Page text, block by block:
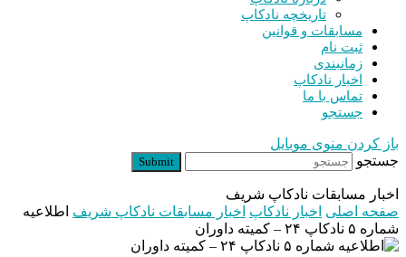
تاریخچه نادکاپ
مسابقات و قوانین
ثبت نام
زمانبندی
اخبار نادکاپ
تماس با ما
جستجو
باز کردن منوی موبایل
جستجو
Submit
اخبار مسابقات نادکاپ شریف
صفحه اصلی اخبار نادکاپ اخبار مسابقات نادکاپ شریف اطلاعیه
شماره ۵ نادکاپ ۲۴ – کمیته داوران